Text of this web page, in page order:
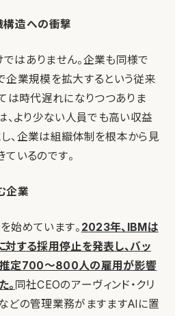
構造への衝撃
はありません。企業も同様で
企業規模を拡大するという従来
は時代遅れになりつつありま
、より少ない人員でも高い収益
、企業は組織体制を根本から見
いるのです。
企業
始めています。 2023年、IBMは
する採用停止を発表し、バッ
推定700〜800人の雇用が影響
。 同社CEOのアーヴィンド・クリ
どの管理業務がますますAIに置